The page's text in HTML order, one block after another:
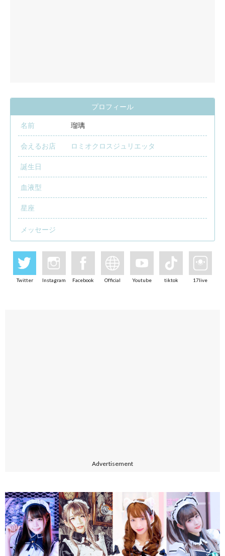
プロフィール
名前 瑠璃
会えるお店 ロミオクロスジュリエッタ
誕生日
血液型
星座
メッセージ
Twitter Instagram Facebook Official Youtube tiktok 17live
Advertisement